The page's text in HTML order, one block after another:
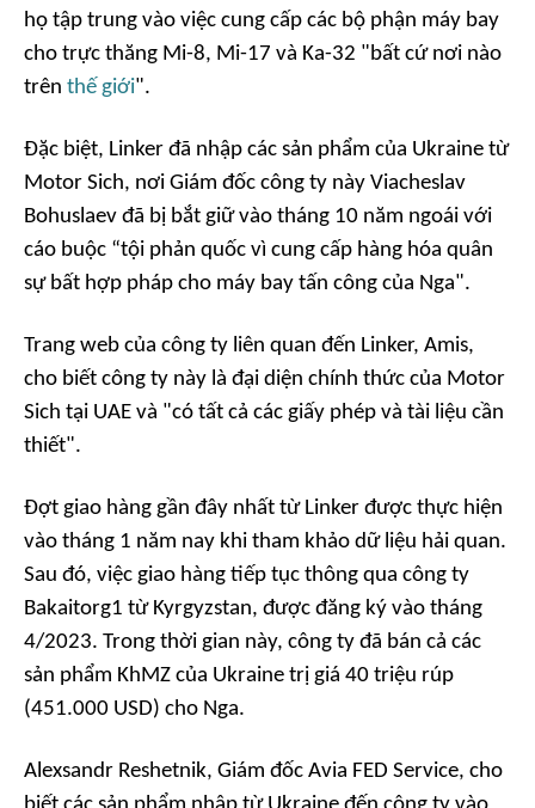
họ tập trung vào việc cung cấp các bộ phận máy bay
cho trực thăng Mi-8, Mi-17 và Ka-32 "bất cứ nơi nào
trên thế giới".
Đặc biệt, Linker đã nhập các sản phẩm của Ukraine từ
Motor Sich, nơi Giám đốc công ty này Viacheslav
Bohuslaev đã bị bắt giữ vào tháng 10 năm ngoái với
cáo buộc “tội phản quốc vì cung cấp hàng hóa quân
sự bất hợp pháp cho máy bay tấn công của Nga".
Trang web của công ty liên quan đến Linker, Amis,
cho biết công ty này là đại diện chính thức của Motor
Sich tại UAE và "có tất cả các giấy phép và tài liệu cần
thiết".
Đợt giao hàng gần đây nhất từ Linker được thực hiện
vào tháng 1 năm nay khi tham khảo dữ liệu hải quan.
Sau đó, việc giao hàng tiếp tục thông qua công ty
Bakaitorg1 từ Kyrgyzstan, được đăng ký vào tháng
4/2023. Trong thời gian này, công ty đã bán cả các
sản phẩm KhMZ của Ukraine trị giá 40 triệu rúp
(451.000 USD) cho Nga.
Alexsandr Reshetnik, Giám đốc Avia FED Service, cho